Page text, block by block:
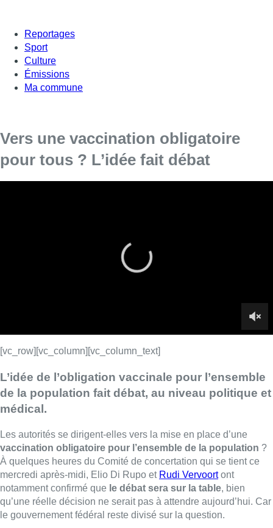
Reportages
Sport
Culture
Émissions
Ma commune
Vers une vaccination obligatoire
pour tous ? L’idée fait débat
[vc_row][vc_column][vc_column_text]
L’idée de l’obligation vaccinale pour l’ensemble
de la population fait débat, au niveau politique et
médical.
Les autorités se dirigent-elles vers la mise en place d’une
vaccination obligatoire pour l’ensemble de la population ?
À quelques heures du Comité de concertation qui se tient ce
mercredi après-midi, Elio Di Rupo et Rudi Vervoortont
notamment confirmé que le débat sera sur la table, bien
qu’une réelle décision ne serait pas à attendre aujourd’hui. Car
le gouvernement fédéral reste divisé sur la question.